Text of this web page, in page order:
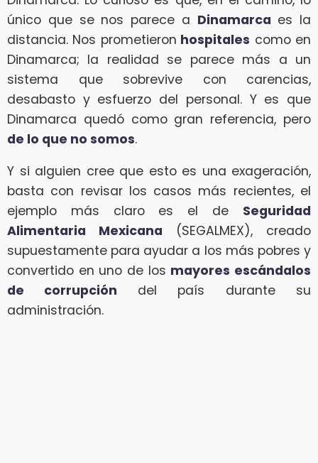
único que se nos parece a Dinamarca es la
distancia. Nos prometieron hospitales como en
Dinamarca; la realidad se parece más a un
sistema que sobrevive con carencias,
desabasto y esfuerzo del personal. Y es que
Dinamarca quedó como gran referencia, pero
de lo que no somos.
Y si alguien cree que esto es una exageración,
basta con revisar los casos más recientes, el
ejemplo más claro es el de Seguridad
Alimentaria Mexicana (SEGALMEX), creado
supuestamente para ayudar a los más pobres y
convertido en uno de los mayores escándalos
de corrupción del país durante su
administración.